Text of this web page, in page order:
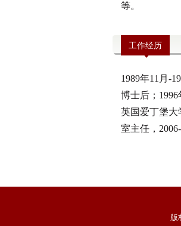
等。
工作经历
1989年11月-
博士后；1996
英国爱丁堡大
室主任，
版